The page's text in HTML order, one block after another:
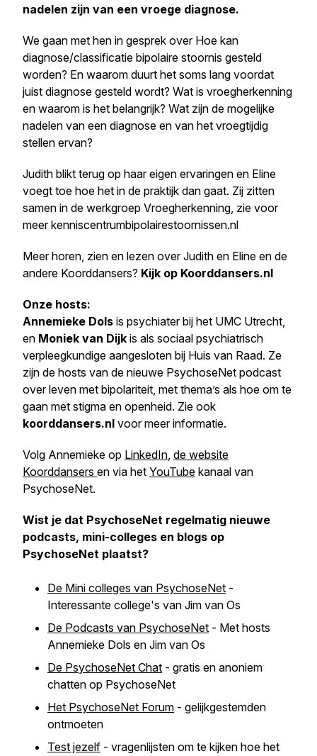
nadelen zijn van een vroege diagnose.
We gaan met hen in gesprek over Hoe kan
diagnose/classificatie bipolaire stoornis gesteld
worden? En waarom duurt het soms lang voordat
juist diagnose gesteld wordt? Wat is vroegherkenning
en waarom is het belangrijk? Wat zijn de mogelijke
nadelen van een diagnose en van het vroegtijdig
stellen ervan?
Judith blikt terug op haar eigen ervaringen en Eline
voegt toe hoe het in de praktijk dan gaat. Zij zitten
samen in de werkgroep Vroegherkenning, zie voor
meer kenniscentrumbipolairestoornissen.nl
Meer horen, zien en lezen over Judith en Eline en de
andere Koorddansers? Kijk op Koorddansers.nl
Onze hosts:
Annemieke Dols is psychiater bij het UMC Utrecht,
en Moniek van Dijk is als sociaal psychiatrisch
verpleegkundige aangesloten bij Huis van Raad. Ze
zijn de hosts van de nieuwe PsychoseNet podcast
over leven met bipolariteit, met thema’s als hoe om te
gaan met stigma en openheid. Zie ook
koorddansers.nl voor meer informatie.
Volg Annemieke op LinkedIn, de website
Koorddansers en via het YouTube kanaal van
PsychoseNet.
Wist je dat PsychoseNet regelmatig nieuwe
podcasts, mini-colleges en blogs op
PsychoseNet plaatst?
De Mini colleges van PsychoseNet -
Interessante college's van Jim van Os
De Podcasts van PsychoseNet - Met hosts
Annemieke Dols en Jim van Os
De PsychoseNet Chat - gratis en anoniem
chatten op PsychoseNet
Het PsychoseNet Forum - gelijkgestemden
ontmoeten
Test jezelf - vragenlijsten om te kijken hoe het